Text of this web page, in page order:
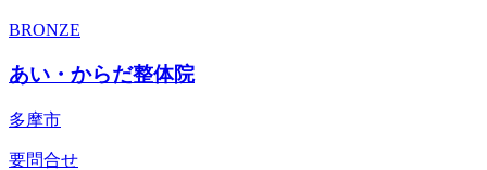
BRONZE
あい・からだ整体院
多摩市
要問合せ